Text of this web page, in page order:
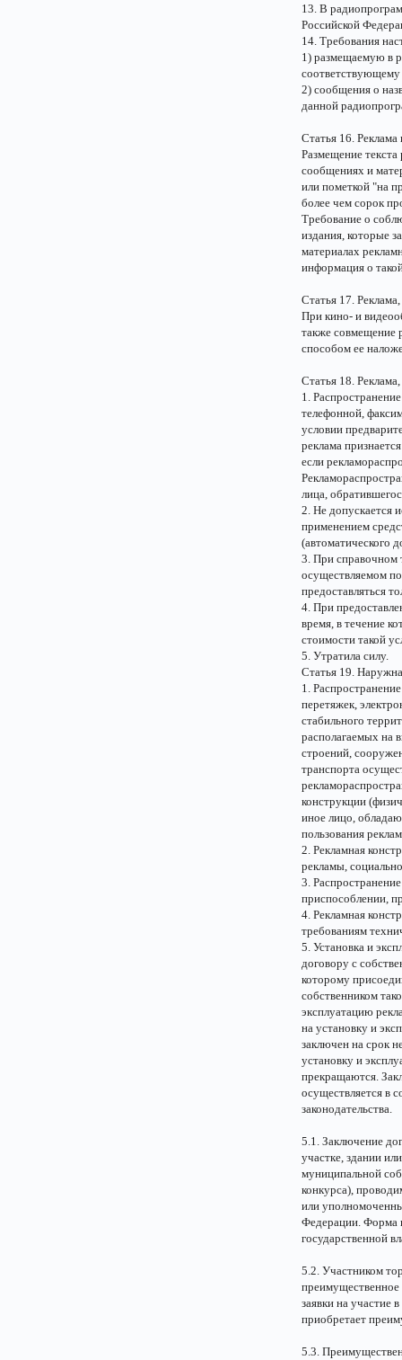
13. В
Российской
14. Требования
1) размещаемую в
2) сообщения о
данной
Статья 16.
Размещение
сообщениях и
или пометкой "на
более чем сорок
Требование о
издания, которые
материалах
информация о
Статья 17.
При кино- и
также совмещение
способом ее
Статья 18.
1.
телефонной,
условии
реклама
если
лица,
2. Не допускается
применением
(автоматического
3. При справочном
осуществляемом
предоставляться
4. При
время, в течение
стоимости такой
5. Утратила силу.
Статья 19.
1.
перетяжек,
стабильного
располагаемых на
строений,
транспорта
конструкции
иное лицо,
пользования
2. Рекламная
рекламы,
3.
приспособлении,
4. Рекламная
требованиям
5. Установка и
договору с
которому
собственником
эксплуатацию
на установку и
заключен на срок
установку и
прекращаются.
осуществляется в
законодательства.
5.1. Заключение
участке, здании
муниципальной
конкурса),
или
Федерации. Форма
государственной
5.2. Участником
заявки на участие
приобретает
5.3.